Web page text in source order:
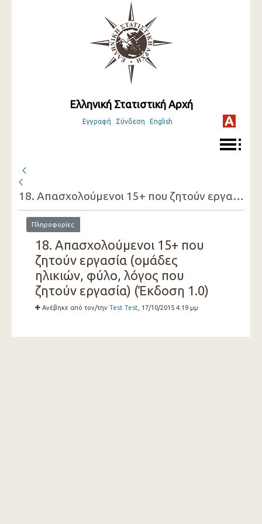
Ελληνική Στατιστική Αρχή
Εγγραφή Σύνδεση English
18. Απασχολούμενοι 15+ που ζητούν εργασία (ομάδες ηλικιών, φύλο, λόγος που ζητούν εργασία)
Πληροφορίες
18. Απασχολούμενοι 15+ που
ζητούν εργασία (ομάδες
ηλικιών, φύλο, λόγος που
ζητούν εργασία) (Έκδοση 1.0)
Ανέβηκε από τον/την Test Test , 17/10/2015 4:19 μμ